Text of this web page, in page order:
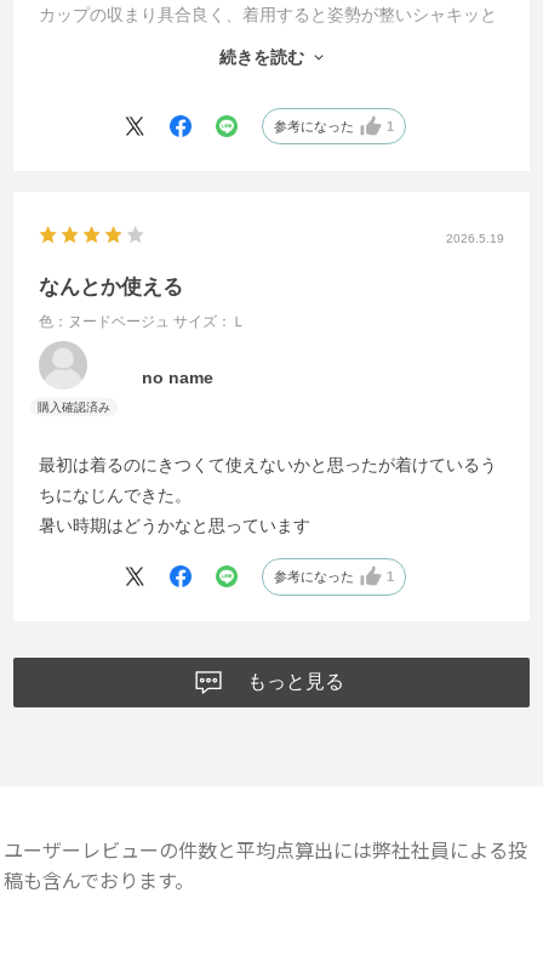
カップの収まり具合良く、着用すると姿勢が整いシャキッと
続きを読む
参考になった 1
2026.5.19
なんとか使える
色：ヌードベージュ サイズ：Ｌ
no name
最初は着るのにきつくて使えないかと思ったが着けているう
ちになじんできた。
暑い時期はどうかなと思っています
参考になった 1
もっと見る
ユーザーレビューの件数と平均点算出には弊社社員による投
稿も含んでおります。